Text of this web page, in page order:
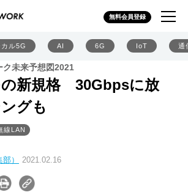
無料会員登録
カル5G AI 6G IoT 通
ク未来予想図2021
新規格 30Gbpsに放
グも
線LAN
） 2021.02.16